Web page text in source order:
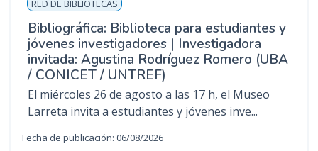
RED DE BIBLIOTECAS
Bibliográfica: Biblioteca para estudiantes y
jóvenes investigadores | Investigadora
invitada: Agustina Rodríguez Romero (UBA
/ CONICET / UNTREF)
El miércoles 26 de agosto a las 17 h, el Museo
Larreta invita a estudiantes y jóvenes inve...
Fecha de publicación: 06/08/2026